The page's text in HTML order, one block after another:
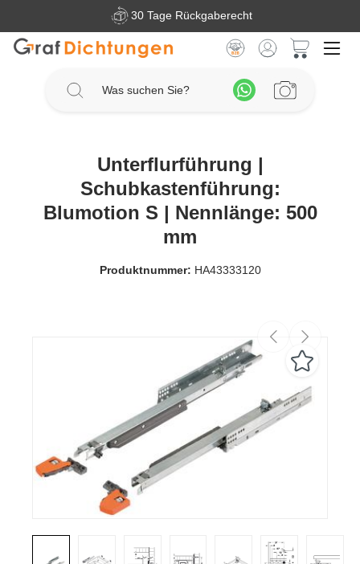
Zum Hauptinhalt springen30 Tage Rückgaberecht
Unterflurführung |
Schubkastenführung:
Blumotion S | Nennlänge: 500
mm
Produktnummer: HA43333120